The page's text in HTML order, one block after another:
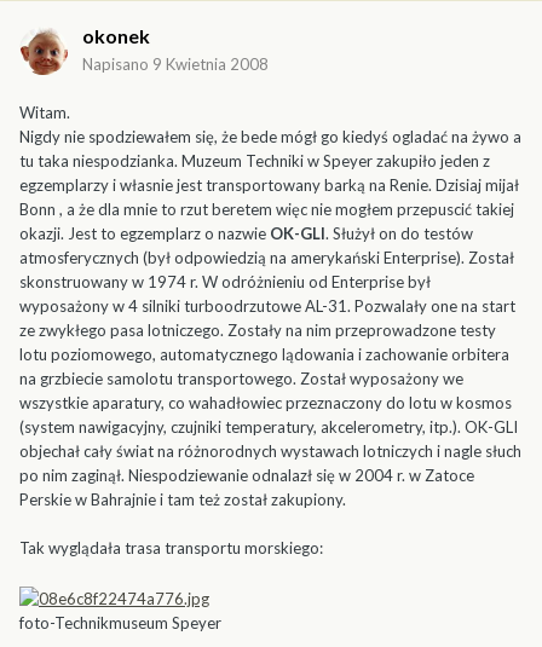
okonek
Napisano 9 Kwietnia 2008
Witam.
Nigdy nie spodziewałem się, że bede mógł go kiedyś ogladać na żywo a
tu taka niespodzianka. Muzeum Techniki w Speyer zakupiło jeden z
egzemplarzy i własnie jest transportowany barką na Renie. Dzisiaj mijał
Bonn , a że dla mnie to rzut beretem więc nie mogłem przepuscić takiej
okazji. Jest to egzemplarz o nazwie OK-GLI. Służył on do testów
atmosferycznych (był odpowiedzią na amerykański Enterprise). Został
skonstruowany w 1974 r. W odróżnieniu od Enterprise był
wyposażony w 4 silniki turboodrzutowe AL-31. Pozwalały one na start
ze zwykłego pasa lotniczego. Zostały na nim przeprowadzone testy
lotu poziomowego, automatycznego lądowania i zachowanie orbitera
na grzbiecie samolotu transportowego. Został wyposażony we
wszystkie aparatury, co wahadłowiec przeznaczony do lotu w kosmos
(system nawigacyjny, czujniki temperatury, akcelerometry, itp.). OK-GLI
objechał cały świat na różnorodnych wystawach lotniczych i nagle słuch
po nim zaginął. Niespodziewanie odnalazł się w 2004 r. w Zatoce
Perskie w Bahrajnie i tam też został zakupiony.
Tak wyglądała trasa transportu morskiego:
foto-Technikmuseum Speyer